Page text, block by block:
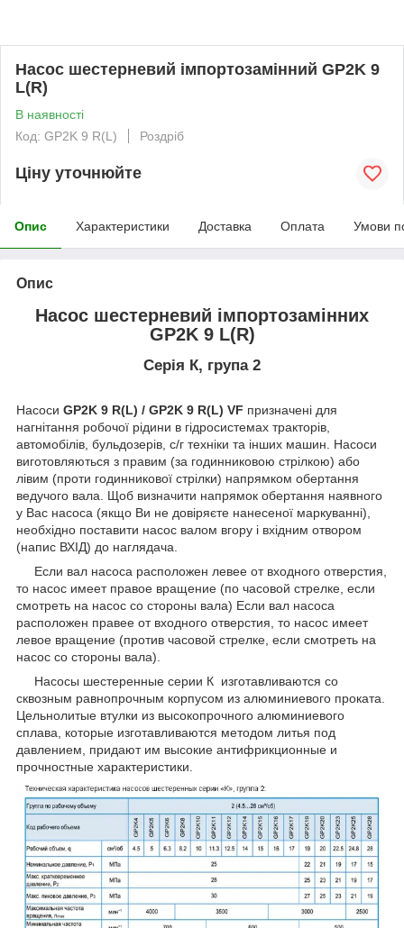
Насос шестерневий імпортозамінний GP2K 9
L(R)
В наявності
Код: GP2K 9 R(L)
Роздріб
Ціну уточнюйте
Опис Характеристики Доставка Оплата Умови
Опис
Насос шестерневий імпортозамінних
GP2K 9 L(R)
Серія К, група 2
Насоси GP2K 9 R(L) / GP2K 9 R(L) VF призначені для
нагнітання робочої рідини в гідросистемах тракторів,
автомобілів, бульдозерів, с/г техніки та інших машин. Насоси
виготовляються з правим (за годинниковою стрілкою) або
лівим (проти годинникової стрілки) напрямком обертання
ведучого вала. Щоб визначити напрямок обертання наявного
у Вас насоса (якщо Ви не довіряєте нанесеної маркуванні),
необхідно поставити насос валом вгору і вхідним отвором
(напис ВХІД) до наглядача.
Если вал насоса расположен левее от входного отверстия,
то насос имеет правое вращение (по часовой cтрелке, если
смотреть на насос со стороны вала) Если вал насоса
расположен правее от входного отверстия, то насос имеет
левое вращение (против часовой стрелке, если смотреть на
насос со стороны вала).
Насосы шестеренные серии К изготавливаются со
сквозным равнопрочным корпусом из алюминиевого проката.
Цельнолитые втулки из высокопрочного алюминиевого
сплава, которые изготавливаются методом литья под
давлением, придают им высокие антифрикционные и
прочностные характеристики.